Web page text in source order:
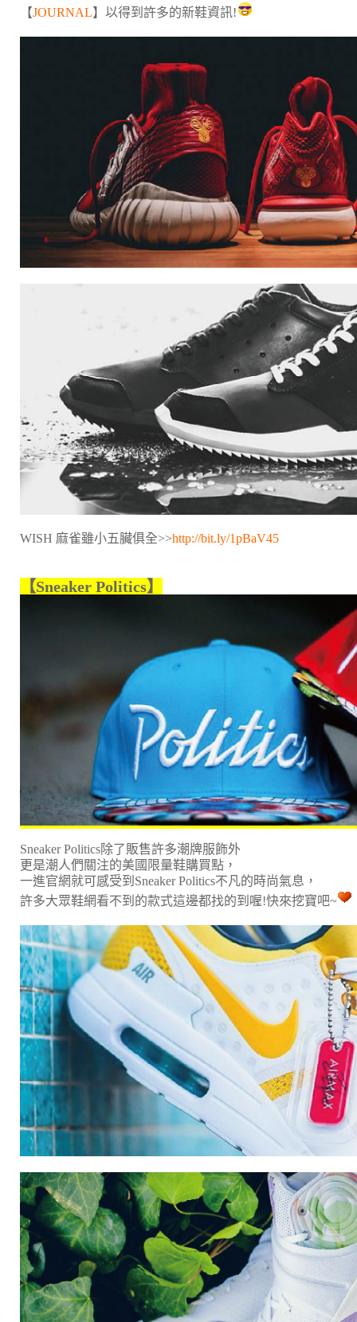
【JOURNAL】以得到許多的新鞋資訊!
WISH 麻雀雖小五臟俱全>>http://bit.ly/1pBaV45
【Sneaker Politics】
Sneaker Politics除了販售許多潮牌服飾外
更是潮人們關注的美國限量鞋購買點，
一進官網就可感受到Sneaker Politics不凡的時尚氣息，
許多大眾鞋網看不到的款式這邊都找的到喔!快來挖寶吧~